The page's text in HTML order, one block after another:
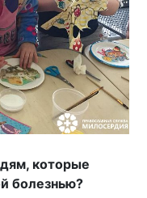
которые
болезнью?